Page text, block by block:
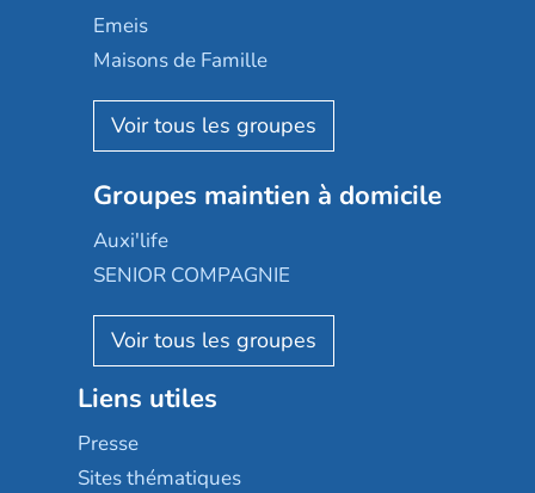
Domusvi
Happy Senior
Aquarelia
Nexity edenea
Les jardins d'Arcadie
Occitalia
Appartseniors
Reseda
Stella management
Les villages d'or
Sérénys
Résidences services Villa Médicis
Emeis
Maisons de Famille
Korian
Emera
Groupe SOS
Le Noble Âge
Almage
Résidalya
Groupe aplus
Groupes maintien à domicile
Auxi'life
SENIOR COMPAGNIE
AGE D'OR Services
Liens utiles
Presse
Sites thématiques